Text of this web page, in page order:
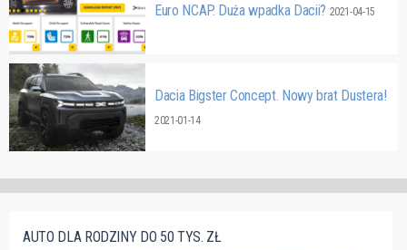
Euro NCAP. Duża wpadka Dacii? 2021-04-15
Dacia Bigster Concept. Nowy brat Dustera!
2021-01-14
AUTO DLA RODZINY DO 50 TYS. ZŁ